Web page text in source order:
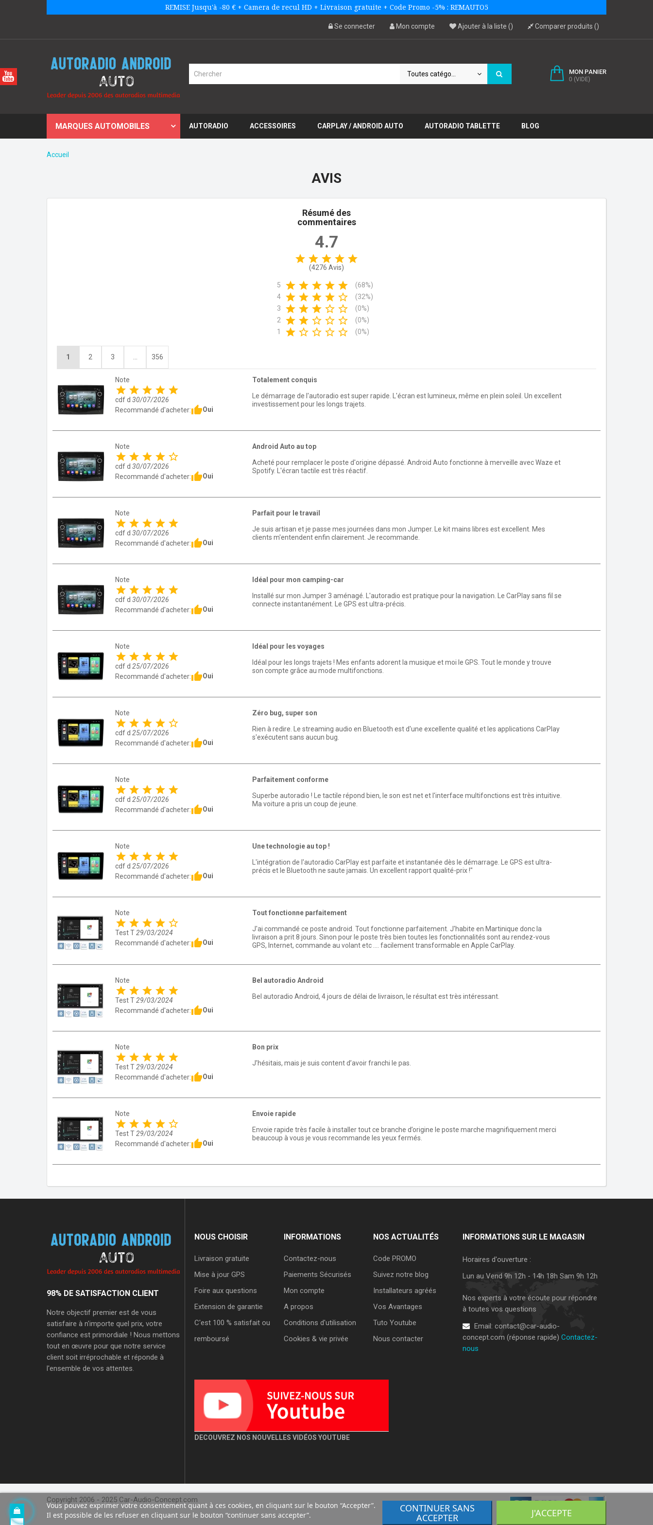
REMISE Jusqu'à -80 € + Camera de recul HD + Livraison gratuite + Code Promo -5% : REMAUTO5
Se connecter Mon compte Ajouter à la liste Comparer produits
MON PANIER
0 (VIDE)
MARQUES AUTOMOBILES AUTORADIO ACCESSOIRES CARPLAY / ANDROID AUTO AUTORADIO TABLETTE BLOG
Accueil
AVIS
Résumé des
commentaires
4.7
star star star star star
(4276 Avis)
5 star star star star star
(68%)
4
star star star star star_border
(32%)
3
star star star star_border star_border
(0%)
2
star star star_border star_border star_border
(0%)
1
star star_border star_border star_border star_border (0%)
1 2 3 356
Note
star star star star star
cdf d 30/07/2026
Recommandé d'acheter:thumb_upOui
Totalement conquis
Le démarrage de l'autoradio est super rapide. L'écran est lumineux, même en plein soleil. Un excellent
investissement pour les longs trajets.
Note
star star star star star_border
cdf d 30/07/2026
Recommandé d'acheter:thumb_upOui
Android Auto au top
Acheté pour remplacer le poste d'origine dépassé. Android Auto fonctionne à merveille avec Waze et
Spotify. L'écran tactile est très réactif.
Note
star star star star star
cdf d 30/07/2026
Recommandé d'acheter:thumb_upOui
Parfait pour le travail
Je suis artisan et je passe mes journées dans mon Jumper. Le kit mains libres est excellent. Mes
clients m'entendent enfin clairement. Je recommande.
Note
star star star star star
cdf d 30/07/2026
Recommandé d'acheter:thumb_upOui
Idéal pour mon camping-car
Installé sur mon Jumper 3 aménagé. L'autoradio est pratique pour la navigation. Le CarPlay sans fil se
connecte instantanément. Le GPS est ultra-précis.
Note
star star star star star
cdf d 25/07/2026
Recommandé d'acheter:thumb_upOui
Idéal pour les voyages
Idéal pour les longs trajets ! Mes enfants adorent la musique et moi le GPS. Tout le monde y trouve
son compte grâce au mode multifonctions.
Note
star star star star star_border
cdf d 25/07/2026
Recommandé d'acheter:thumb_upOui
Zéro bug, super son
Rien à redire. Le streaming audio en Bluetooth est d'une excellente qualité et les applications CarPlay
s'exécutent sans aucun bug.
Note
star star star star star
cdf d 25/07/2026
Recommandé d'acheter:thumb_upOui
Parfaitement conforme
Superbe autoradio ! Le tactile répond bien, le son est net et l'interface multifonctions est très intuitive.
Ma voiture a pris un coup de jeune.
Note
star star star star star
cdf d 25/07/2026
Recommandé d'acheter:thumb_upOui
Une technologie au top !
L'intégration de l'autoradio CarPlay est parfaite et instantanée dès le démarrage. Le GPS est ultra-
précis et le Bluetooth ne saute jamais. Un excellent rapport qualité-prix !"
Note
star star star star star_border
Test T29/03/2024
Recommandé d'acheter:thumb_upOui
Tout fonctionne parfaitement
J'ai commandé ce poste android. Tout fonctionne parfaitement. J'habite en Martinique donc la
livraison a prit 8 jours. Sinon pour le poste très bien toutes les fonctionnalités sont au rendez-vous
GPS, Internet, commande au volant etc .... facilement transformable en Apple CarPlay.
Note
star star star star star
Test T29/03/2024
Recommandé d'acheter:thumb_upOui
Bel autoradio Android
Bel autoradio Android, 4 jours de délai de livraison, le résultat est très intéressant.
Note
star star star star star
Test T29/03/2024
Recommandé d'acheter:thumb_upOui
Bon prix
J’hésitais, mais je suis content d’avoir franchi le pas.
Note
star star star star star_border
Test T29/03/2024
Recommandé d'acheter:thumb_upOui
Envoie rapide
Envoie rapide très facile à installer tout ce branche d’origine le poste marche magnifiquement merci
beaucoup à vous je vous recommande les yeux fermés.
98% DE SATISFACTION CLIENT
Notre objectif premier est de vous
satisfaire à n'importe quel prix, votre
confiance est primordiale ! Nous mettons
tout en œuvre pour que notre service
client soit irréprochable et réponde à
l'ensemble de vos attentes.
NOUS CHOISIR
Livraison gratuite
Mise à jour GPS
Foire aux questions
Extension de garantie
C'est 100 % satisfait ou
remboursé
INFORMATIONS
Contactez-nous
Paiements Sécurisés
Mon compte
A propos
Conditions d'utilisation
Cookies & vie privée
NOS ACTUALITÉS
Code PROMO
Suivez notre blog
Installateurs agréés
Vos Avantages
Tuto Youtube
Nous contacter
INFORMATIONS SUR LE MAGASIN
Horaires d'ouverture :
Lun au Vend 9h 12h - 14h 18h Sam 9h 12h
Nos experts à votre écoute pour répondre
à toutes vos questions
Email: contact@car-audio-
concept.com (réponse rapide)Contactez-
nous
DECOUVREZ NOS NOUVELLES VIDÉOS YOUTUBE
Vous pouvez exprimer votre consentement quant à ces cookies, en cliquant sur le bouton “Accepter”.
Il est possible de les refuser en cliquant sur le bouton “continuer sans accepter”.
CONTINUER SANS
ACCEPTER
J'ACCEPTE
Copyright 2006 - 2025 Car-Audio-Concept.com